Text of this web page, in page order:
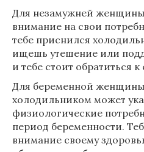
Для незамужней женщины:
внимание на свои
тебе приснился
ищешь утешение или
и тебе стоит обратиться
Для беременной
холодильником может
физиологические
период беременности.
внимание своему